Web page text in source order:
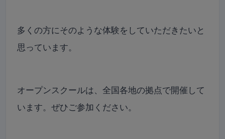
多くの方にそのような体験をしていただきたいと
思っています。
オープンスクールは、全国各地の拠点で開催して
います。ぜひご参加ください。